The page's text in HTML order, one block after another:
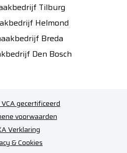
Tilburg
Helmond
Breda
Den Bosch
gecertificeerd
voorwaarden
Verklaring
& Cookies